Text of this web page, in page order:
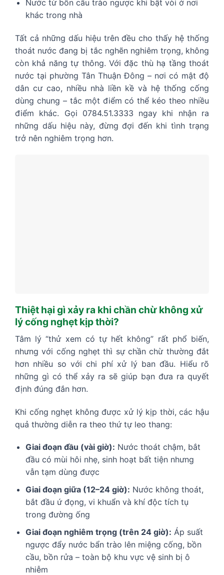
Nước từ bồn cầu trào ngược khi bật vòi ở nơi
khác trong nhà
Tất cả những dấu hiệu trên đều cho thấy hệ thống
thoát nước đang bị tắc nghẽn nghiêm trọng, không
còn khả năng tự thông. Với đặc thù hạ tầng thoát
nước tại phường Tân Thuận Đông – nơi có mật độ
dân cư cao, nhiều nhà liền kề và hệ thống cống
dùng chung – tắc một điểm có thể kéo theo nhiều
điểm khác. Gọi 0784.51.3333 ngay khi nhận ra
những dấu hiệu này, đừng đợi đến khi tình trạng
trở nên nghiêm trọng hơn.
Thiệt hại gì xảy ra khi chần chừ không xử
lý cống nghẹt kịp thời?
Tâm lý “thử xem có tự hết không” rất phổ biến,
nhưng với cống nghẹt thì sự chần chừ thường đắt
hơn nhiều so với chi phí xử lý ban đầu. Hiểu rõ
những gì có thể xảy ra sẽ giúp bạn đưa ra quyết
định đúng đắn hơn.
Khi cống nghẹt không được xử lý kịp thời, các hậu
quả thường diễn ra theo thứ tự leo thang:
Giai đoạn đầu (vài giờ): Nước thoát chậm, bắt
đầu có mùi hôi nhẹ, sinh hoạt bất tiện nhưng
vẫn tạm dùng được
Giai đoạn giữa (12–24 giờ): Nước không thoát,
bắt đầu ứ đọng, vi khuẩn và khí độc tích tụ
trong đường ống
Giai đoạn nghiêm trọng (trên 24 giờ): Áp suất
ngược đẩy nước bẩn trào lên miệng cống, bồn
cầu, bồn rửa – toàn bộ khu vực vệ sinh bị ô
nhiễm